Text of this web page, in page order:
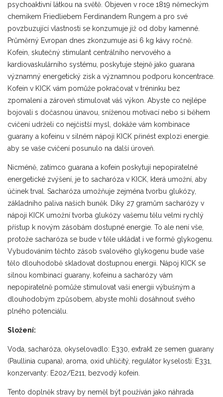
psychoaktivní látkou na světě. Objeven v roce 1819 německým
chemikem Friedliebem Ferdinandem Rungem a pro své
povzbuzující vlastnosti se konzumuje již od doby kamenné.
Průměrný Evropan dnes zkonzumuje asi 6 kg kávy ročně.
Kofein, skutečný stimulant centrálního nervového a
kardiovaskulárního systému, poskytuje stejně jako guarana
významný energetický zisk a významnou podporu koncentrace.
Kofein v KICK vám pomůže pokračovat v tréninku bez
zpomalení a zároveň stimulovat váš výkon. Abyste co nejlépe
bojovali s dočasnou únavou, sníženou motivací nebo si během
cvičení udrželi co nejčistší mysl, dokáže vám kombinace
guarany a kofeinu v silném nápoji KICK přinést explozi energie.
aby se vaše cvičení posunulo na další úroveň.
Nicméně, zatímco guarana a kofein poskytují nepopiratelné
energetické zvýšení, je to sacharóza v KICK, která umožní, aby
účinek trval. Sacharóza umožňuje zejména tvorbu glukózy,
základního paliva našich buněk. Díky 27 gramům sacharózy v
nápoji KICK umožní tvorba glukózy vašemu tělu velmi rychlý
přístup k novým zásobám dostupné energie. To ale není vše,
protože sacharóza se bude v těle ukládat i ve formě glykogenu.
Vybudováním těchto zásob svalového glykogenu bude vaše
tělo dlouhodobě skladovat dostupnou energii. Nápoj KICK se
silnou kombinací guarany, kofeinu a sacharózy vám
nepopiratelně pomůže stimulovat vaši energii výbušným a
dlouhodobým způsobem, abyste mohli dosáhnout svého
plného potenciálu.
Složení:
Voda, sacharóza, okyselovadlo: E330, extrakt ze semen guarany
(Paullinia cupana), aroma, oxid uhličitý, regulátor kyselosti: E331,
konzervanty: E202/E211, bezvodý kofein.
Tento doplněk stravy by neměl být používán jako náhrada